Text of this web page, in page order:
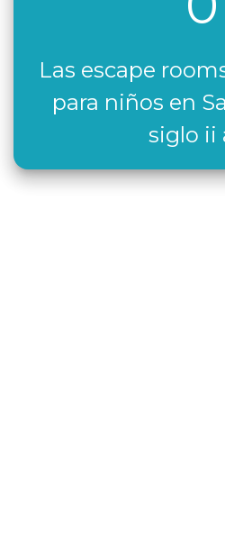
Las escape
para niños en
siglo ii